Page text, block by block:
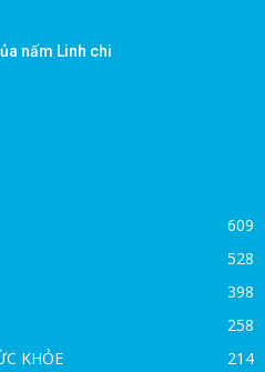
nấm Linh chi
609
528
398
258
KHỎE
214